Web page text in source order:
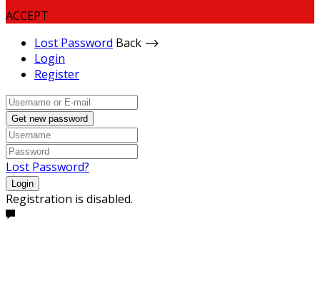
ACCEPT
Lost Password Back ⟶
Login
Register
Get new password
Lost Password?
Login
Registration is disabled.